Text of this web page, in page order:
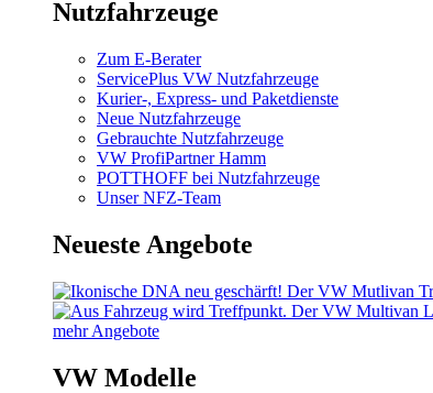
Nutzfahrzeuge
Zum E-Berater
ServicePlus VW Nutzfahrzeuge
Kurier-, Express- und Paketdienste
Neue Nutzfahrzeuge
Gebrauchte Nutzfahrzeuge
VW ProfiPartner Hamm
POTTHOFF bei Nutzfahrzeuge
Unser NFZ-Team
Neueste Angebote
mehr Angebote
VW Modelle